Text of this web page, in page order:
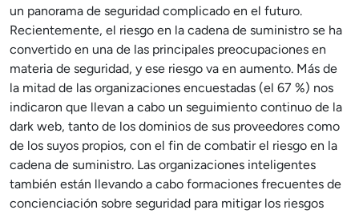
un panorama de seguridad complicado en el futuro.
Recientemente, el riesgo en la cadena de suministro se ha
convertido en una de las principales preocupaciones en
materia de seguridad, y ese riesgo va en aumento. Más de
la mitad de las organizaciones encuestadas (el 67 %) nos
indicaron que llevan a cabo un seguimiento continuo de la
dark web, tanto de los dominios de sus proveedores como
de los suyos propios, con el fin de combatir el riesgo en la
cadena de suministro. Las organizaciones inteligentes
también están llevando a cabo formaciones frecuentes de
concienciación sobre seguridad para mitigar los riesgos